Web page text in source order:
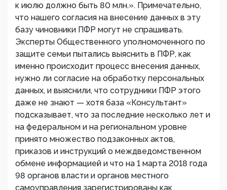
к июлю должно быть 80 млн.». Примечательно,
что нашего согласия на внесение данных в эту
базу чиновники ПФР могут не спрашивать.
Эксперты Общественного уполномоченного по
защите семьи пытались выяснить в ПФР, как
именно происходит процесс внесения данных,
нужно ли согласие на обработку персональных
данных, и выяснили, что сотрудники ПФР этого
даже не знают — хотя база «Консультант»
подсказывает, что за последние несколько лет и
на федеральном и на региональном уровне
принято множество подзаконных актов,
приказов и инструкций о междведомственном
обмене информацией и что на 1 марта 2018 года
98 органов власти и органов местного
самоуправления зарегистрированы как